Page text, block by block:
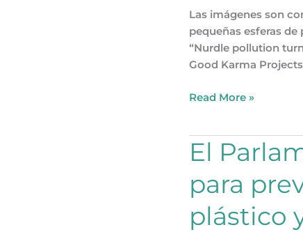
Las imágenes son
pequeñas esferas
“Nurdle pollution
Good Karma
Read More »
El
para
plástico
El
Parlamento
aprueba
regulación
para